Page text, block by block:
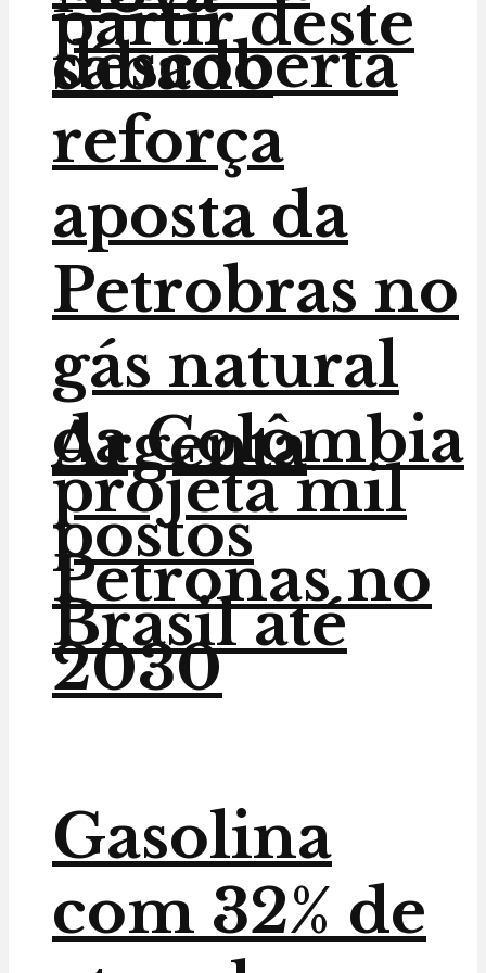
partir deste
sábado
Argenta
projeta mil
postos
Petronas no
Brasil até
2030
descoberta
reforça
aposta da
Petrobras no
gás natural
da Colômbia
Gasolina
com 32% de